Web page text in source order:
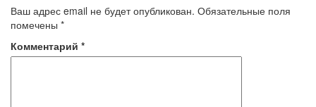
Ваш адрес email не будет опубликован. Обязательные поля
помечены *
Комментарий *